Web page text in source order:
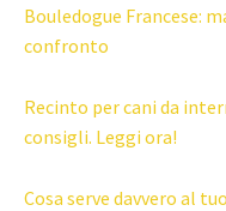
Bouledogue Francese:
confronto
Recinto per cani da
consigli. Leggi ora!
Cosa serve davvero al